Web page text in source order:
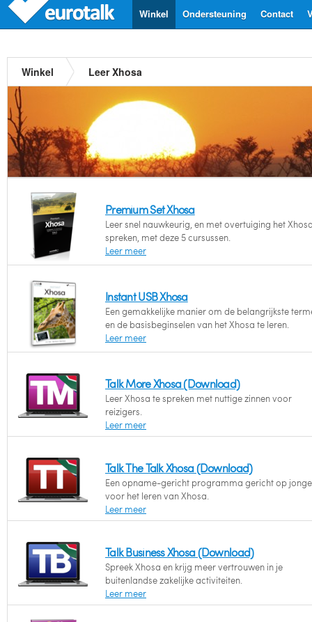
Contact
Ondersteuning
Winkel
Winkel Leer Xhosa
Premium Set Xhosa
Leer snel nauwkeurig, en met overtuiging het
spreken, met deze 5 cursussen.
Leer meer
Instant USB Xhosa
Een gemakkelijke manier om de belangrijkste
en de basisbeginselen van het Xhosa te leren.
Leer meer
Talk More Xhosa (Download)
Leer Xhosa te spreken met nuttige zinnen voor
reizigers.
Leer meer
Talk The Talk Xhosa (Download)
Een opname-gericht programma gericht op
voor het leren van Xhosa.
Leer meer
Talk Business Xhosa (Download)
Spreek Xhosa en krijg meer vertrouwen in je
buitenlandse zakelijke activiteiten.
Leer meer